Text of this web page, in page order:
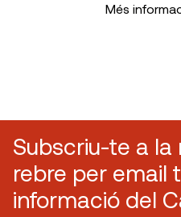
Més
Subscriu-te a
rebre per email
informació del